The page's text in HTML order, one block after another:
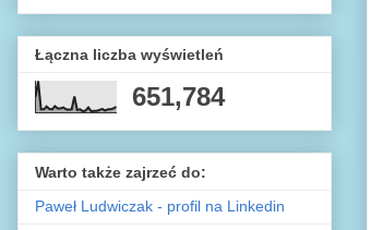
Łączna liczba wyświetleń
651,784
Warto także zajrzeć do:
Paweł Ludwiczak - profil na Linkedin